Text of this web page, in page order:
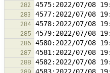
282
283
284
285
286
287
288